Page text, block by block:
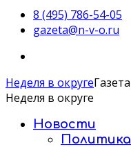
8 (495) 786-54-05
gazeta@n-v-o.ru
Неделя в округеГазета
Неделя в округе
Новости
Политика